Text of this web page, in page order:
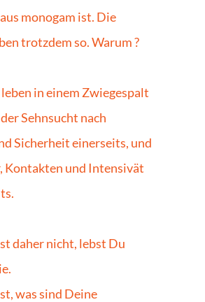
monogam ist. Die
trotzdem so. Warum ?
in einem Zwiegespalt
Sehnsucht nach
Sicherheit einerseits, und
Kontakten und Intensivät
daher nicht, lebst Du
was sind Deine